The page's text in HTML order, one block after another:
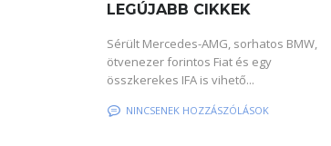
LEGÚJABB CIKKEK
Sérült Mercedes-AMG, sorhatos BMW,
ötvenezer forintos Fiat és egy
összkerekes IFA is vihető...
NINCSENEK HOZZÁSZÓLÁSOK